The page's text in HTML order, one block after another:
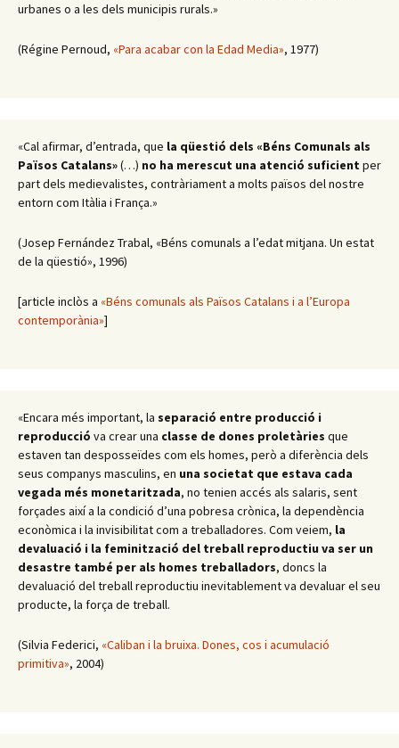
urbanes o a les dels municipis rurals.»
(Régine Pernoud, «Para acabar con la Edad Media», 1977)
«Cal afirmar, d’entrada, que la qüestió dels «Béns Comunals als
Països Catalans»(…) no ha merescut una atenció suficient per
part dels medievalistes, contràriament a molts països del nostre
entorn com Itàlia i França.»
(Josep Fernández Trabal, «Béns comunals a l’edat mitjana. Un estat
de la qüestió», 1996)
[article inclòs a «Béns comunals als Països Catalans i a l’Europa
contemporània»]
«Encara més important, la separació entre producció i
reproducció va crear una classe de dones proletàries que
estaven tan desposseïdes com els homes, però a diferència dels
seus companys masculins, en una societat que estava cada
vegada més monetaritzada, no tenien accés als salaris, sent
forçades així a la condició d’una pobresa crònica, la dependència
econòmica i la invisibilitat com a treballadores. Com veiem, la
devaluació i la feminització del treball reproductiu va ser un
desastre també per als homes treballadors, doncs la
devaluació del treball reproductiu inevitablement va devaluar el seu
producte, la força de treball.
(Silvia Federici, «Caliban i la bruixa. Dones, cos i acumulació
primitiva», 2004)